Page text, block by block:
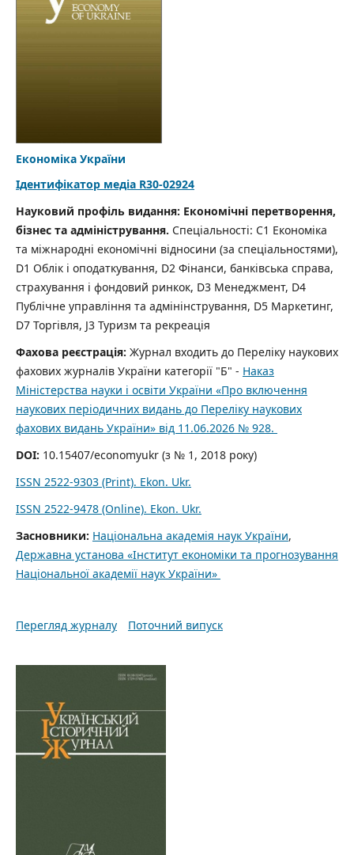
Економіка України
Ідентифікатор медіа R30-02924
Науковий профіль видання: Економічні перетворення,
бізнес та адміністрування. Спеціальності: С1 Економіка
та міжнародні економічні відносини (за спеціальностями),
D1 Облік і оподаткування, D2 Фінанси, банківська справа,
страхування і фондовий ринкок, D3 Менеджмент, D4
Публічне управління та адмінінстрування, D5 Маркетинг,
D7 Торгівля, J3 Туризм та рекреація
Фахова реєстрація: Журнал входить до Переліку наукових
фахових журналів України категорії "Б" - Наказ
Міністерства науки і освіти України «Про включення
наукових періодичних видань до Переліку наукових
фахових видань України» від 11.06.2026 № 928.
DOI: 10.15407/economyukr (з № 1, 2018 року)
ISSN 2522-9303 (Print). Ekon. Ukr.
ISSN 2522-9478 (Online). Ekon. Ukr.
Засновники: Національна академія наук України,
Державна установа «Інститут економіки та прогнозування
Національної академії наук України»
Перегляд журналу Поточний випуск